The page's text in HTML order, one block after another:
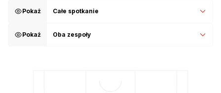
Pokaż Całe spotkanie
Pokaż Oba zespoły